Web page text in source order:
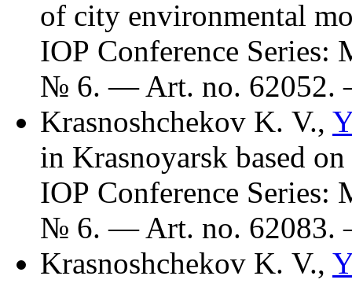
of city environmental
IOP Conference
№ 6. — Art. no. 62052.
Krasnoshchekov K. V.,
in Krasnoyarsk based
IOP Conference
№ 6. — Art. no. 62083.
Krasnoshchekov K. V.,